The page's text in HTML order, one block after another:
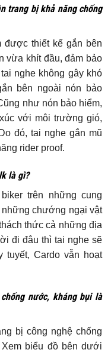
trang bị khả năng chống
được thiết kế gắn bên
vừa khít đầu, đảm bảo
nghe không gây khó
bên ngoài nón bảo
như nón bảo hiểm,
với môi trường gió,
đó, tai nghe gắn mũ
rider proof.
là gì?
trên những cung
chướng ngại vật
thức cả những địa
đi đâu thì tai nghe sẽ
tuyết, Cardo vẫn hoạt
nước, kháng bụi là
bị công nghệ chống
biểu đồ bên dưới